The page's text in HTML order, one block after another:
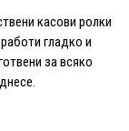
касови ролки
гладко и
за всяко